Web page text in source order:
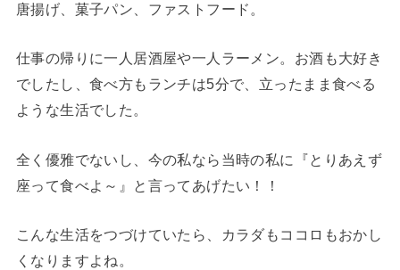
唐揚げ、菓子パン、ファストフード。
仕事の帰りに一人居酒屋や一人ラーメン。お酒も大好き
でしたし、食べ方もランチは5分で、立ったまま食べる
ような生活でした。
全く優雅でないし、今の私なら当時の私に『とりあえず
座って食べよ～』と言ってあげたい！！
こんな生活をつづけていたら、カラダもココロもおかし
くなりますよね。